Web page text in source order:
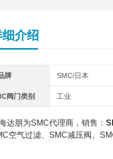
介绍
牌 SMC/日本
阀门类别 工业
海达朋为SMC代理商，销售：
空气过滤、SMC减压阀、